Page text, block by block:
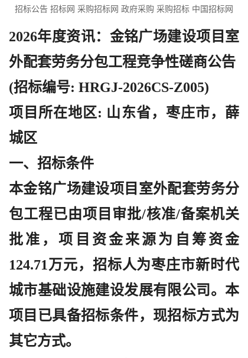
招标公告 招标网 采购招标网 政府采购 采购招标 中国招标网
2026年度资讯：金铭广场建设项目室
外配套劳务分包工程竞争性磋商公告
(招标编号: HRGJ-2026CS-Z005)
项目所在地区: 山东省，枣庄市，薛
城区
一、招标条件
本金铭广场建设项目室外配套劳务分
包工程已由项目审批/核准/备案机关
批准，项目资金来源为自筹资金
124.71万元，招标人为枣庄市新时代
城市基础设施建设发展有限公司。本
项目已具备招标条件，现招标方式为
其它方式。